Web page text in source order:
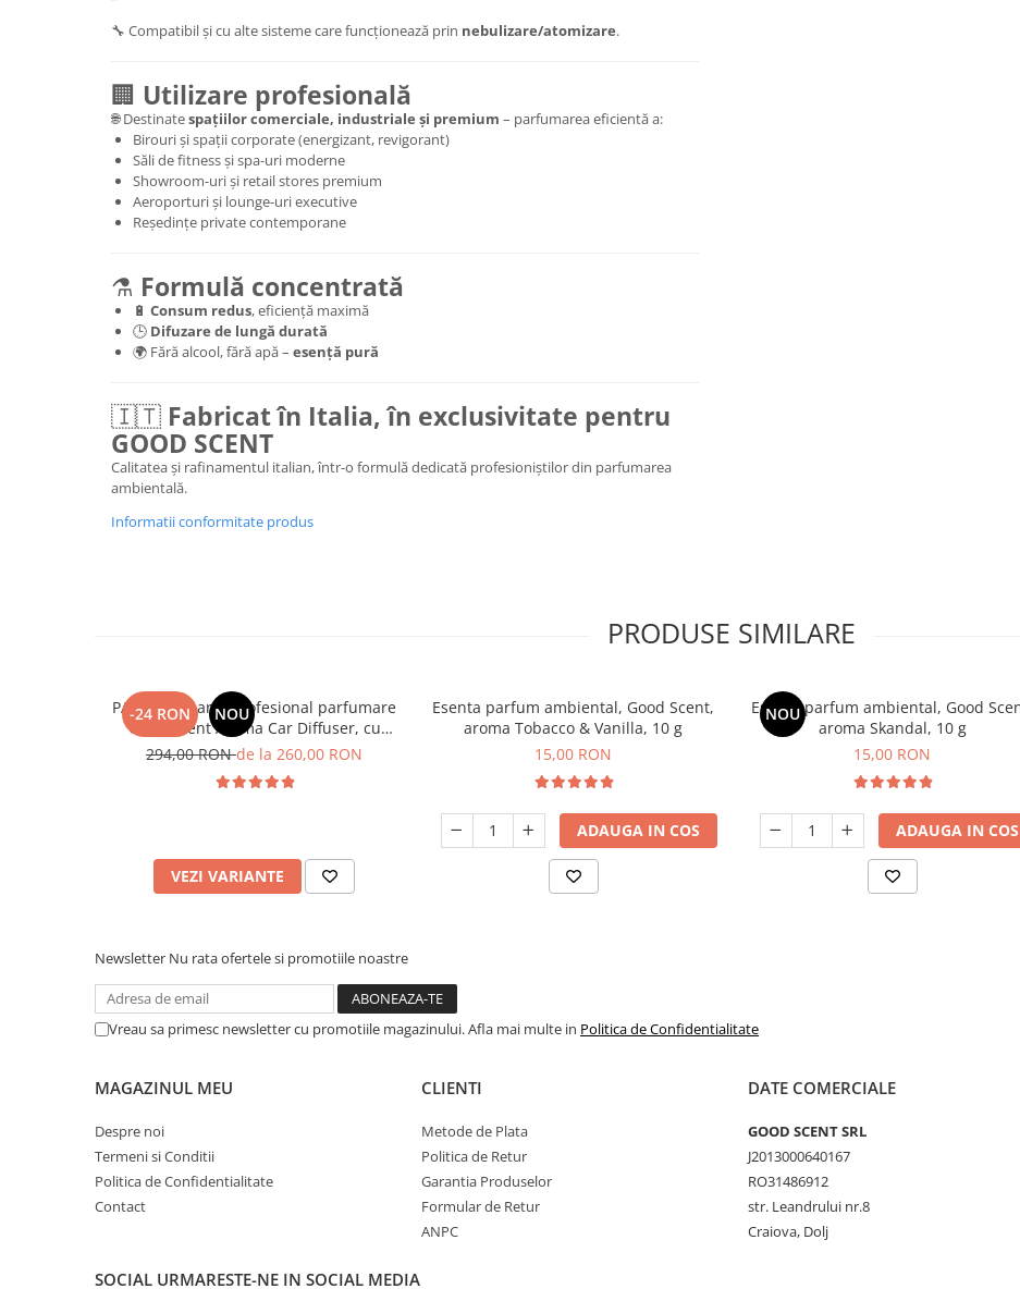
🔧 Compatibil și cu alte sisteme care funcționează prin nebulizare/atomizare.
🏢 Utilizare profesională
🌐 Destinatespațiilor comerciale, industriale și premium – parfumarea eficientă a:
Birouri și spații corporate (energizant, revigorant)
Săli de fitness și spa-uri moderne
Showroom-uri și retail stores premium
Aeroporturi și lounge-uri executive
Reședințe private contemporane
⚗️ Formulă concentrată
🔋 Consum redus, eficiență maximă
🕒 Difuzare de lungă durată
🌍 Fără alcool, fără apă – esență pură
🇮🇹 Fabricat în Italia, în exclusivitate pentru
GOOD SCENT
Calitatea și rafinamentul italian, într-o formulă dedicată profesioniștilor din parfumarea
ambientală.
Informatii conformitate produs
PRODUSE SIMILARE
-24 RON NOU
PACHET: Aparat profesional parfumare
Good Scent Aroma Car Diffuser, cu
baterie interna, negru si 5 rezerve
294,00 RONde la 260,00 RON
VEZI VARIANTE
Esenta parfum ambiental, Good Scent,
aroma Tobacco & Vanilla, 10 g
15,00 RON
ADAUGA IN COS
NOU
Esenta parfum ambiental, Good
aroma Skandal, 10 g
15,00 RON
ADAUGA IN COS
Newsletter Nu rata ofertele si promotiile noastre
Vreau sa primesc newsletter cu promotiile magazinului. Afla mai multe in Politica de Confidentialitate
MAGAZINUL MEU
Despre noi
Termeni si Conditii
Politica de Confidentialitate
Contact
CLIENTI
Metode de Plata
Politica de Retur
Garantia Produselor
Formular de Retur
ANPC
DATE COMERCIALE
GOOD SCENT SRL
J2013000640167
RO31486912
str. Leandrului nr.8
Craiova, Dolj
SOCIAL URMARESTE-NE IN SOCIAL MEDIA